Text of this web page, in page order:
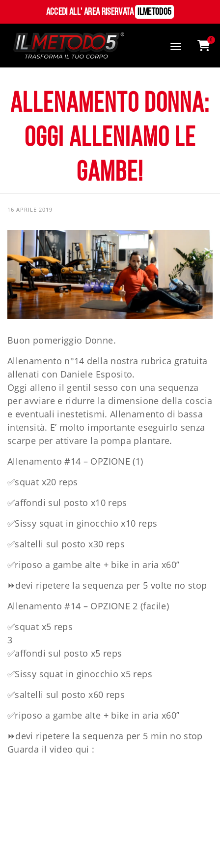
Accedi all' Area Riservata ILMetodo5
0
Allenamento donna:
oggi alleniamo le
gambe!
16 APRILE 2019
Buon pomeriggio Donne.
Allenamento n°14 della nostra rubrica gratuita
allenati con Daniele Esposito.
Oggi alleno il gentil sesso con una sequenza
per avviare e ridurre la dimensione della coscia
e eventuali inestetismi. Allenamento di bassa
intensità. E’ molto importante eseguirlo senza
scarpe per attivare la pompa plantare.
Allenamento #14 – OPZIONE (1)
✅squat x20 reps
✅affondi sul posto x10 reps
✅Sissy squat in ginocchio x10 reps
✅saltelli sul posto x30 reps
✅riposo a gambe alte + bike in aria x60’’
⏩devi ripetere la sequenza per 5 volte no stop
Allenamento #14 – OPZIONE 2 (facile)
✅squat x5 reps
3
✅affondi sul posto x5 reps
✅Sissy squat in ginocchio x5 reps
✅saltelli sul posto x60 reps
✅riposo a gambe alte + bike in aria x60’’
⏩devi ripetere la sequenza per 5 min no stop
Guarda il video qui :